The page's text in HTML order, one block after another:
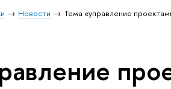
Новости Тема «управление